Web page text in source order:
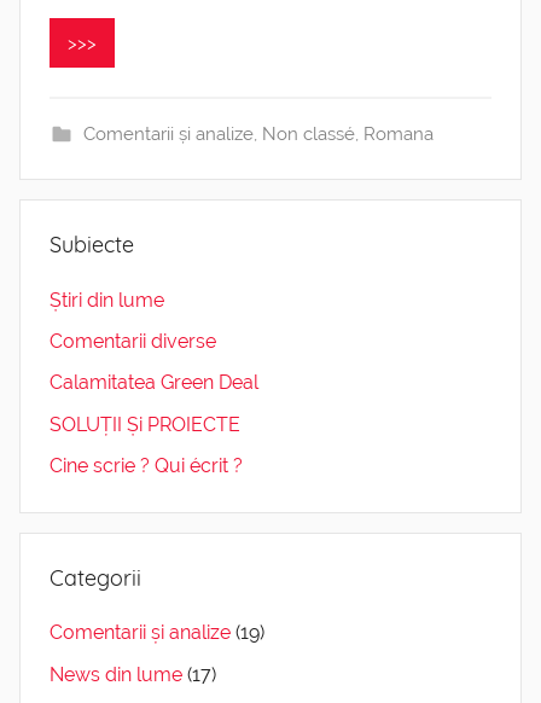
>>>
Comentarii și analize, Non classé, Romana
Subiecte
Știri din lume
Comentarii diverse
Calamitatea Green Deal
SOLUȚII Și PROIECTE
Cine scrie ? Qui écrit ?
Categorii
Comentarii și analize (19)
News din lume (17)